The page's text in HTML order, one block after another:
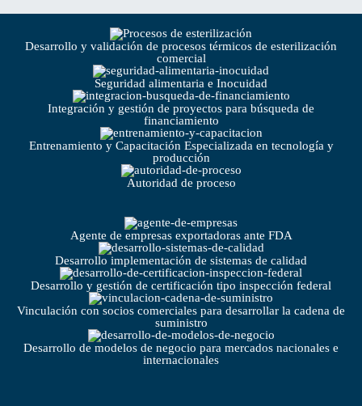
Desarrollo y validación de procesos térmicos de esterilización
comercial
Seguridad alimentaria e Inocuidad
Integración y gestión de proyectos para búsqueda de
financiamiento
Entrenamiento y Capacitación Especializada en tecnología y
producción
Autoridad de proceso
Agente de empresas exportadoras ante FDA
Desarrollo implementación de sistemas de calidad
Desarrollo y gestión de certificación tipo inspección federal
Vinculación con socios comerciales para desarrollar la cadena de
suministro
Desarrollo de modelos de negocio para mercados nacionales e
internacionales